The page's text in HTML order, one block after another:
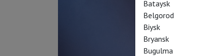
Bataysk
Belgorod
Biysk
Bryansk
Bugulma